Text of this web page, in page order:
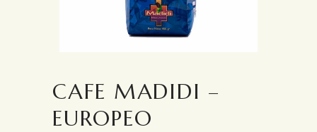
CAFE MADIDI –
EUROPEO